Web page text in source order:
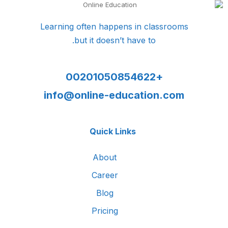
Learning often happens in classrooms
but it doesn’t have to.
+00201050854622
info@online-education.com
Quick Links
About
Career
Blog
Pricing